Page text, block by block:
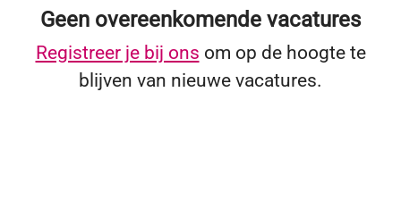
Geen overeenkomende vacatures
Registreer je bij ons om op de hoogte te
blijven van nieuwe vacatures.